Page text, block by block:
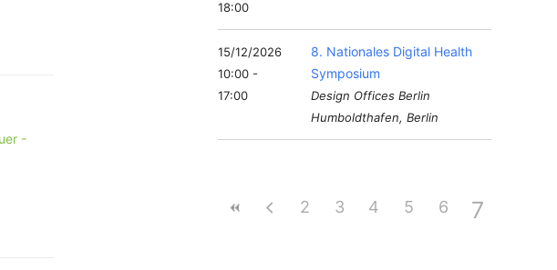
18:00
15/12/2026
10:00 -
17:00
8. Nationales Digital Health
Symposium
Design Offices Berlin
Humboldthafen, Berlin
2 3 4 5 6 7